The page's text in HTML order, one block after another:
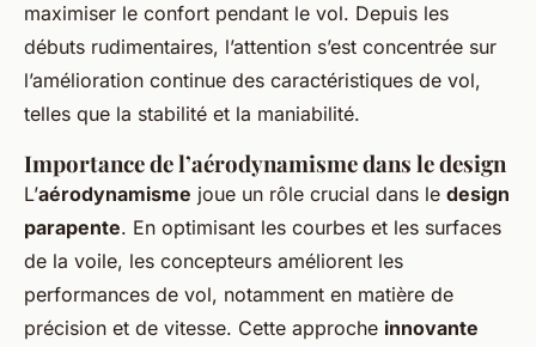
maximiser le confort pendant le vol. Depuis les
débuts rudimentaires, l’attention s’est concentrée sur
l’amélioration continue des caractéristiques de vol,
telles que la stabilité et la maniabilité.
Importance de l’aérodynamisme dans le design
L’aérodynamisme joue un rôle crucial dans le design
parapente. En optimisant les courbes et les surfaces
de la voile, les concepteurs améliorent les
performances de vol, notamment en matière de
précision et de vitesse. Cette approche innovante